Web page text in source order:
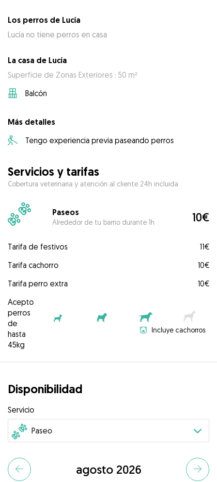
Los perros de Lucía
Lucía no tiene perros en casa
La casa de Lucía
Superficie de Zonas Exteriores : 50 m²
Balcón
Más detalles
Tengo experiencia previa paseando perros
Servicios y tarifas
Cobertura veterinaria y atención al cliente 24h incluida
Paseos
Alrededor de tu barrio durante 1h 10€
Tarifa de festivos
11€
Tarifa cachorro
10€
Tarifa perro extra
10€
Acepto
perros
de
hasta
45kg
Incluye cachorros
Disponibilidad
Servicio
agosto 2026